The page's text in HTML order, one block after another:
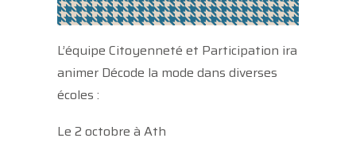
L’équipe Citoyenneté et Participation ira
animer Décode la mode dans diverses
écoles :
Le 2 octobre à Ath